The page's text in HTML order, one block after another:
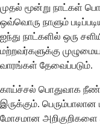
முதல் மூன்று நாட்கள்
ஒவ்வொரு நாளும்
ஐந்து நாட்களில் ஒரு
மற்றவர்களுக்கு
வாரங்கள் தேவைப்படும்.
காய்ச்சல் பொதுவாக நீண்ட
இருக்கும்.
மோசமான அறிகுறிகளை